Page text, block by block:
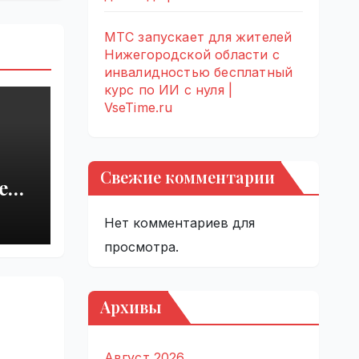
МТС запускает для жителей
Нижегородской области с
инвалидностью бесплатный
курс по ИИ с нуля |
VseTime.ru
Свежие комментарии
Нет комментариев для
просмотра.
Архивы